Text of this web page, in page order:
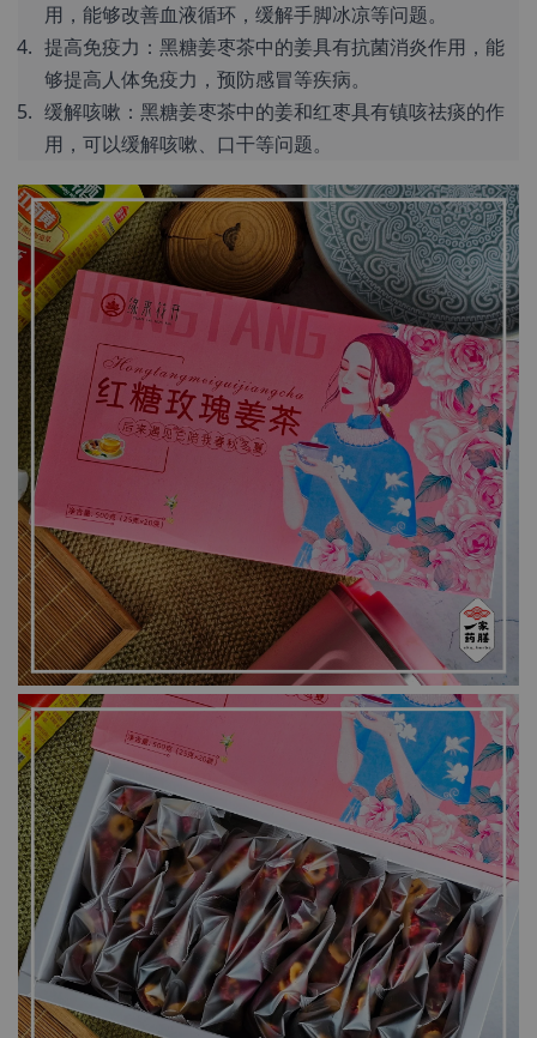
用，能够改善血液循环，缓解手脚冰凉等问题。
提高免疫力：黑糖姜枣茶中的姜具有抗菌消炎作用，能
够提高人体免疫力，预防感冒等疾病。
缓解咳嗽：黑糖姜枣茶中的姜和红枣具有镇咳祛痰的作
用，可以缓解咳嗽、口干等问题。